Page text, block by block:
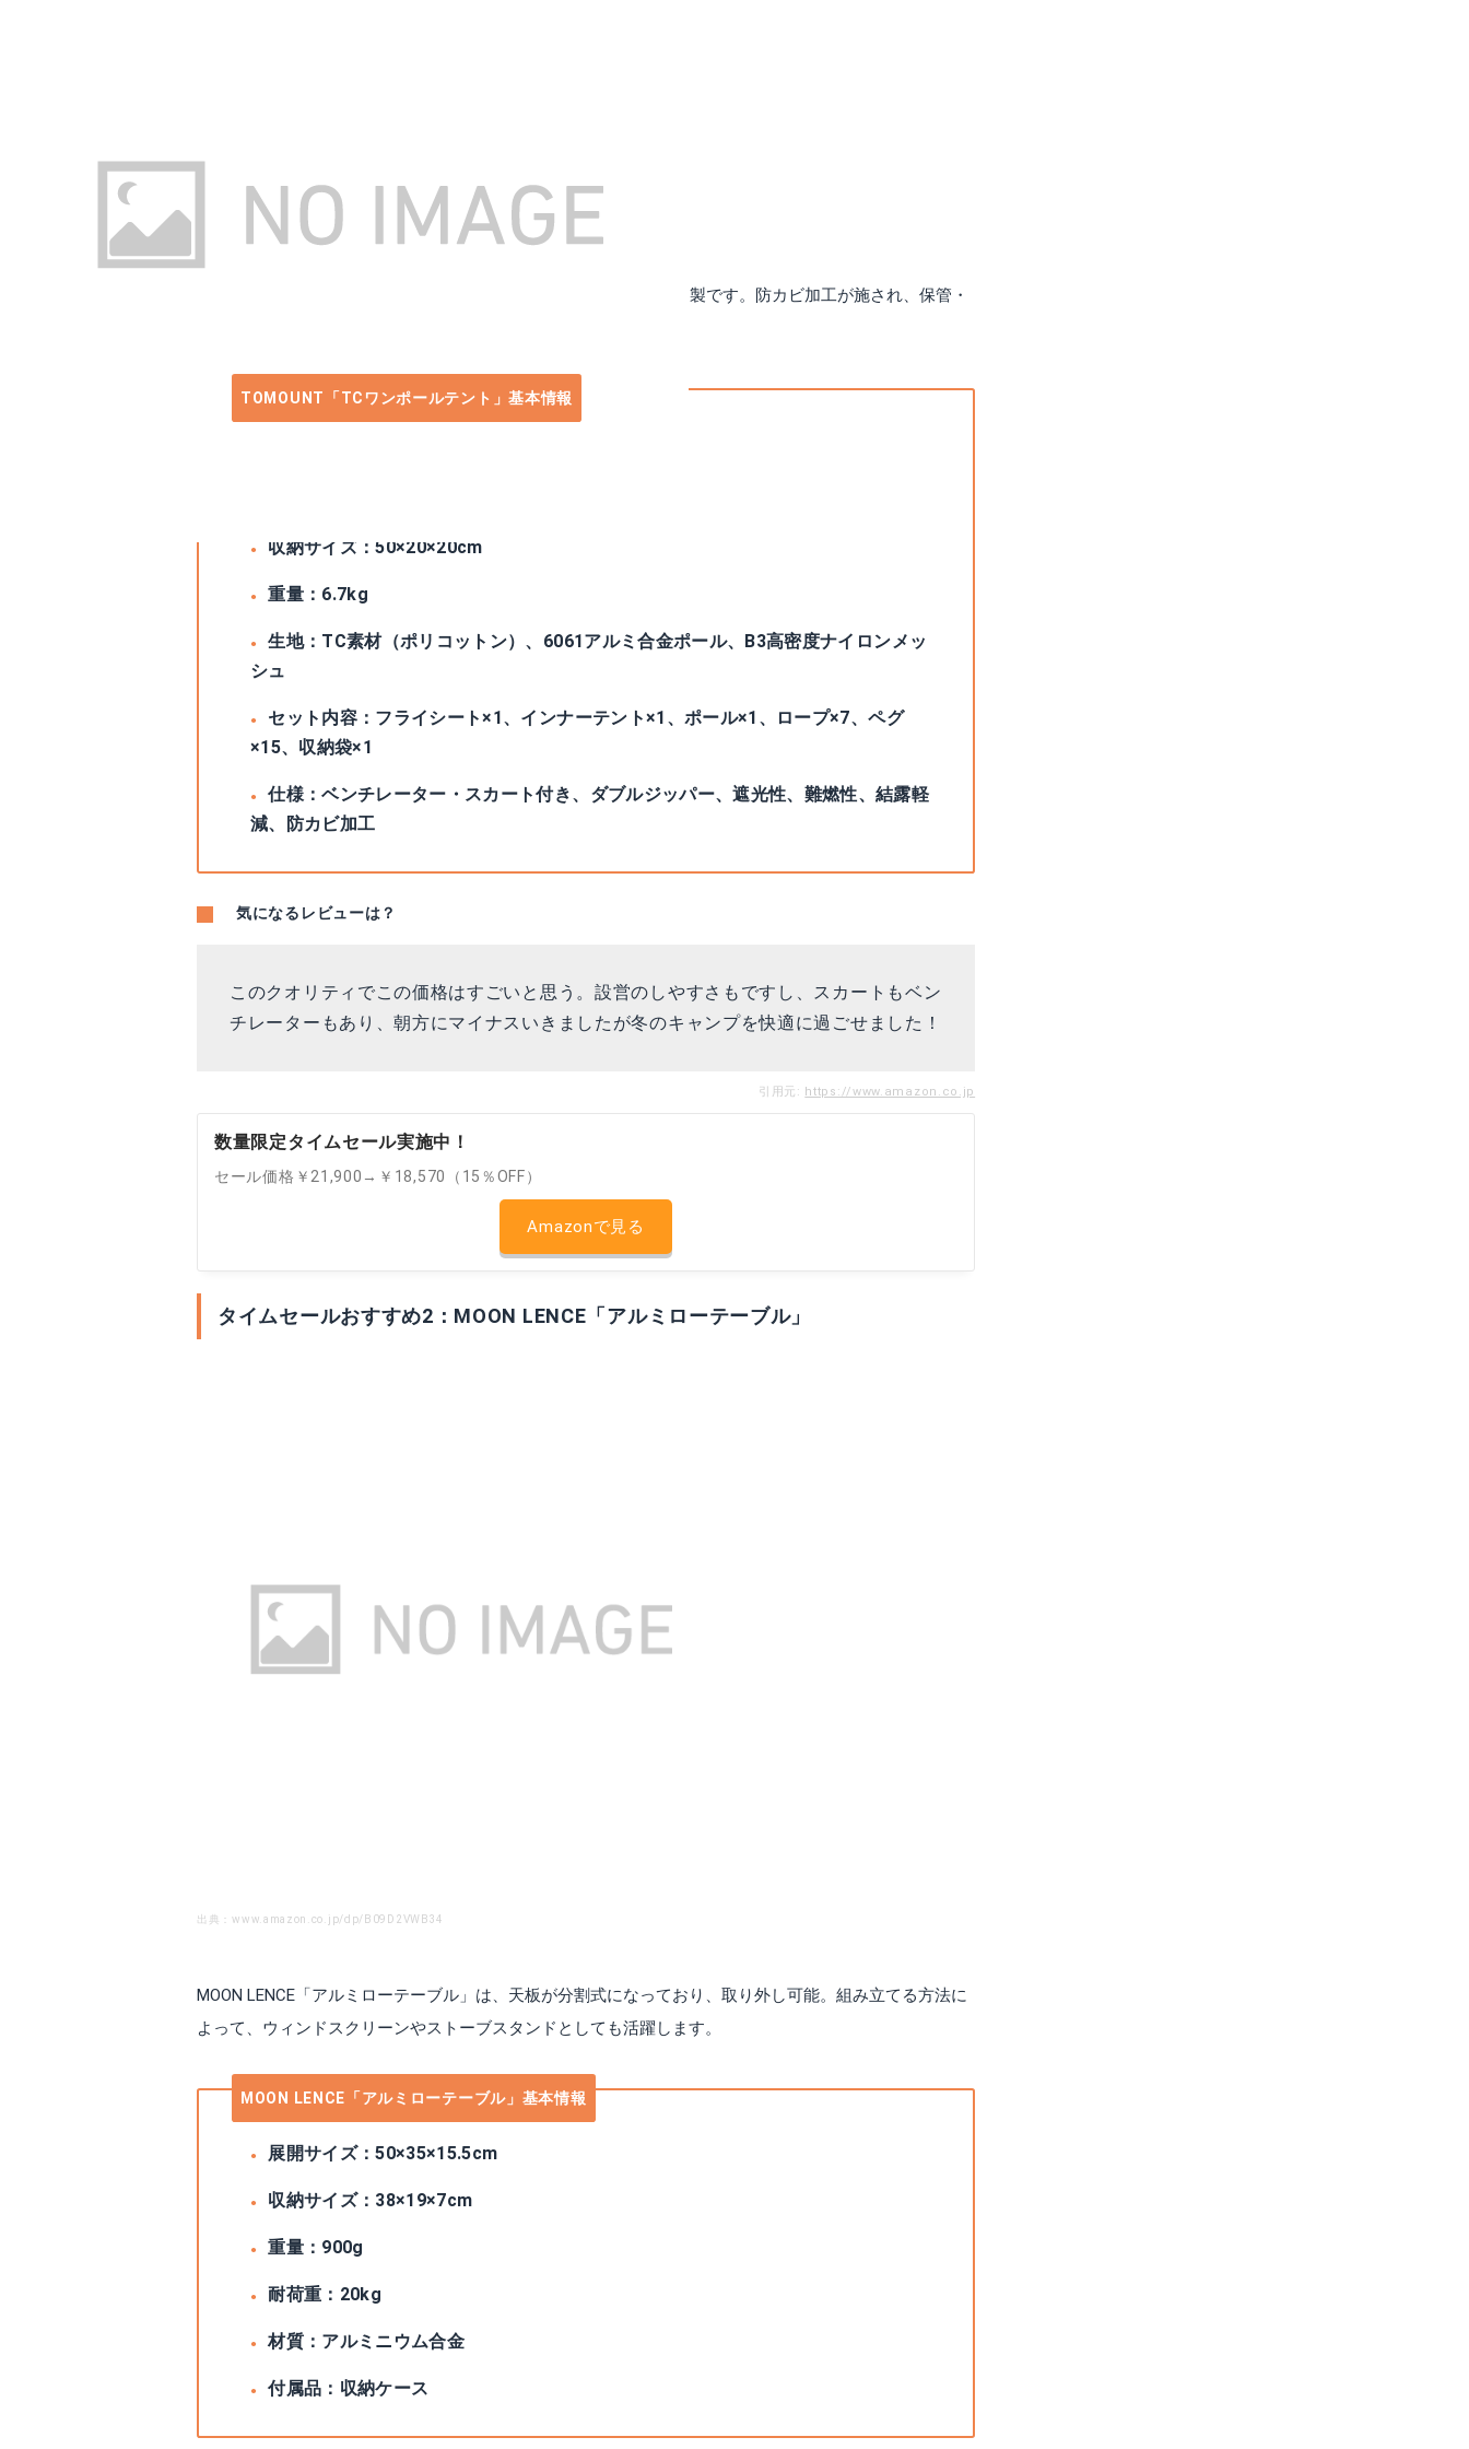
出典：www.amazon.co.jp/dp/B09J1ZTPF8
TOMOUNT「TCワンポールテント」は、火の粉に強いポリコットン製です。防カビ加工が施され、保管・
TOMOUNT「TCワンポールテント」基本情報
収納サイズ：50×20×20cm
重量：6.7kg
生地：TC素材（ポリコットン）、6061アルミ合金ポール、B3高密度ナイロンメッ
シュ
セット内容：フライシート×1、インナーテント×1、ポール×1、ロープ×7、ペグ
×15、収納袋×1
仕様：ベンチレーター・スカート付き、ダブルジッパー、遮光性、難燃性、結露軽
減、防カビ加工
気になるレビューは？
このクオリティでこの価格はすごいと思う。設営のしやすさもですし、スカートもベン
チレーターもあり、朝方にマイナスいきましたが冬のキャンプを快適に過ごせました！
引用元: https://www.amazon.co.jp
数量限定タイムセール実施中！
セール価格￥21,900→￥18,570（15％OFF）
Amazonで見る
タイムセールおすすめ2：MOON LENCE「アルミローテーブル」
出典：www.amazon.co.jp/dp/B09D2VWB34
MOON LENCE「アルミローテーブル」は、天板が分割式になっており、取り外し可能。組み立てる方法に
よって、ウィンドスクリーンやストーブスタンドとしても活躍します。
MOON LENCE「アルミローテーブル」基本情報
展開サイズ：50×35×15.5cm
収納サイズ：38×19×7cm
重量：900g
耐荷重：20kg
材質：アルミニウム合金
付属品：収納ケース